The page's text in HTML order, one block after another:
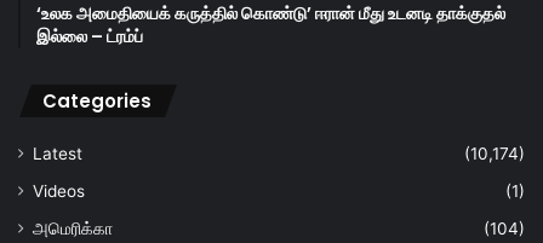
‘உலக அமைதியைக் கருத்தில் கொண்டு’ ஈரான் மீது உடனடி தாக்குதல்
இல்லை – ட்ரம்ப்
Categories
Latest
(10,174)
Videos
(1)
அமெரிக்கா
(104)